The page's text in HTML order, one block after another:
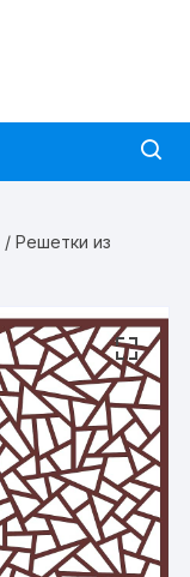
/ Решетки из